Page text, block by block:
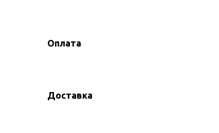
Оплата
Доставка